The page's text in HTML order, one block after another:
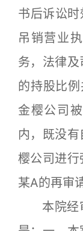
书后诉讼
吊销营业
务，法律
的持股比
金樱公司
内，既没
樱公司进
某A的再审
本院经审